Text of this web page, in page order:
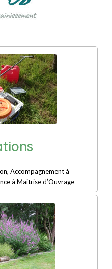
Accompagnement à
à Maitrise d’Ouvrage